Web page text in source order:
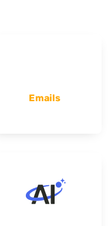
Emails